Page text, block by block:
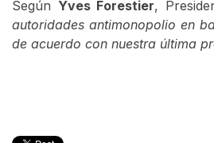
Según Yves Forestier,
autoridades antimonopolio en
de acuerdo con nuestra última